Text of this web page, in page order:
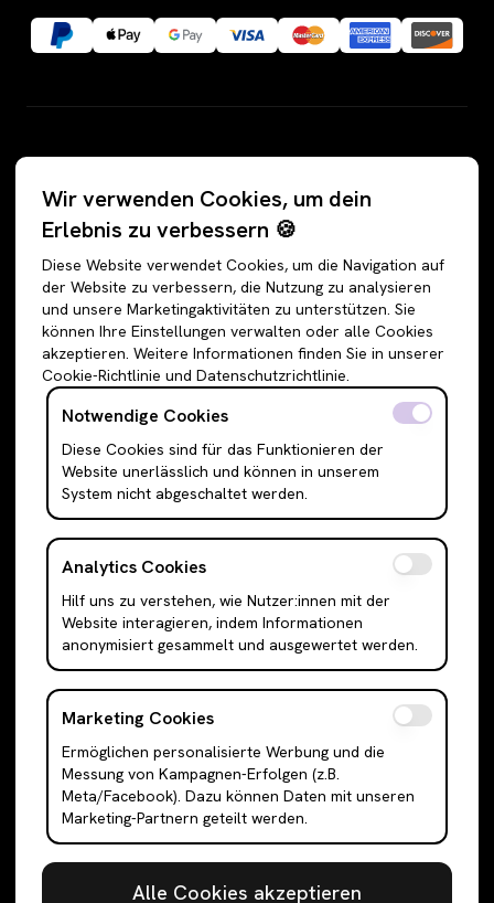
Alle Angebote
Schuhe
Oberteile
Sweatshirts & Hoodies
Shirts & Blusen
T-Shirts
Cami Top & Ärmellos
Schulterfreie Oberteile
Boleros & Shrugs
Anzugwesten & Polunder
Langarm Oberteile
Bodysuits
Outerwear
Jacken
Cardigans
Blazer
Mäntel & Trenchcoats
Puffer & Bomber Jacken
Faux-Fell & Felljacken
Letterman & College-Jacken
Hosen
Jogginghosen
Anzughosen
Shorts
Leggings
Mini Röcke
Midi Röcke
Kleider
Midi Kleider
Maxi Kleider
Abendkleider
Tanktops
Anzüge
Sneakers
Halbschuhe & Slipper
Wir verwenden Cookies, um dein
Erlebnis zu verbessern 🍪
Diese Website verwendet Cookies, um die Navigation auf
der Website zu verbessern, die Nutzung zu analysieren
und unsere Marketingaktivitäten zu unterstützen. Sie
können Ihre Einstellungen verwalten oder alle Cookies
akzeptieren. Weitere Informationen finden Sie in unserer
Cookie-Richtlinie und Datenschutzrichtlinie.
Notwendige Cookies
Diese Cookies sind für das Funktionieren der
Website unerlässlich und können in unserem
System nicht abgeschaltet werden.
Analytics Cookies
Hilf uns zu verstehen, wie Nutzer:innen mit der
Website interagieren, indem Informationen
anonymisiert gesammelt und ausgewertet werden.
Marketing Cookies
Ermöglichen personalisierte Werbung und die
Messung von Kampagnen-Erfolgen (z.B.
Meta/Facebook). Dazu können Daten mit unseren
Marketing-Partnern geteilt werden.
Alle Cookies akzeptieren